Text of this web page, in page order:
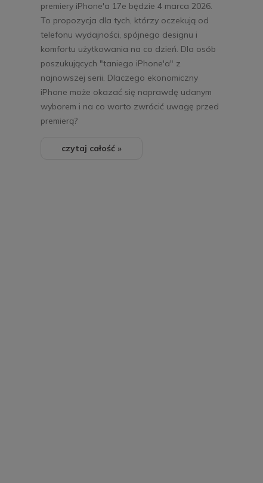
premiery iPhone'a 17e będzie 4 marca 2026.
To propozycja dla tych, którzy oczekują od
telefonu wydajności, spójnego designu i
komfortu użytkowania na co dzień. Dla osób
poszukujących "taniego iPhone'a" z
najnowszej serii. Dlaczego ekonomiczny
iPhone może okazać się naprawdę udanym
wyborem i na co warto zwrócić uwagę przed
premierą?
czytaj całość »